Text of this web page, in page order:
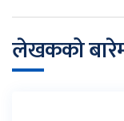
लेखकको